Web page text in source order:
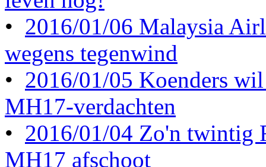
• 2016/01/06 Malaysia
wegens tegenwind
• 2016/01/05 Koenders
MH17-verdachten
• 2016/01/04 Zo'n twintig
MH17 afschoot